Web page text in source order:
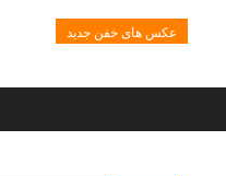
عکس های خفن جدید